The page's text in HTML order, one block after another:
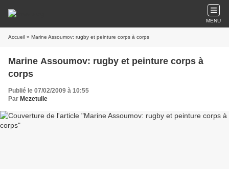
MENU
Accueil » Marine Assoumov: rugby et peinture corps à corps
Marine Assoumov: rugby et peinture corps à
corps
Publié le 07/02/2009 à 10:55
Par Mezetulle